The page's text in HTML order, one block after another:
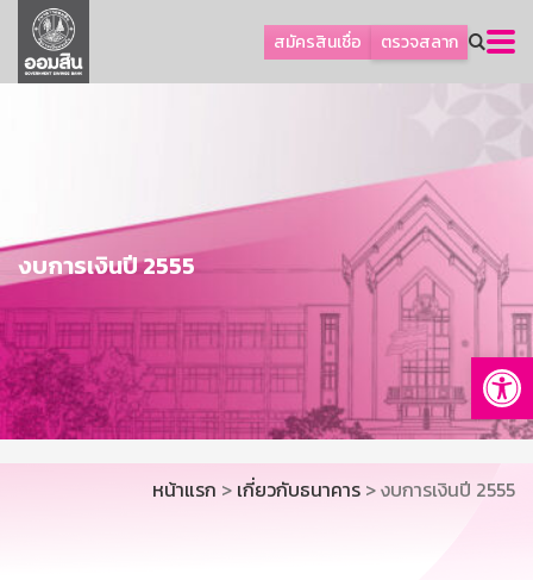
สมัครสินเชื่อ ตรวจสลาก
ลูกค้าธุรกิจ
ลูกค้าผู้ประกอบรายย่อย
การพัฒนาที่ยั่งยืน
ข่าวสาร
บริการทางการเงิน
อื่นๆ
ติดต่อเรา
บริการออนไลน์
TH
EN
งบการเงินปี 2555
หน้าแรก > เกี่ยวกับธนาคาร > งบการเงินปี 2555